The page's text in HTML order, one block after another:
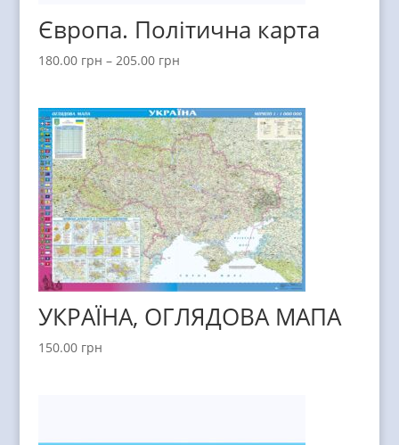
Європа. Політична карта
180.00 грн – 205.00 грн
УКРАЇНА, ОГЛЯДОВА МАПА
150.00 грн